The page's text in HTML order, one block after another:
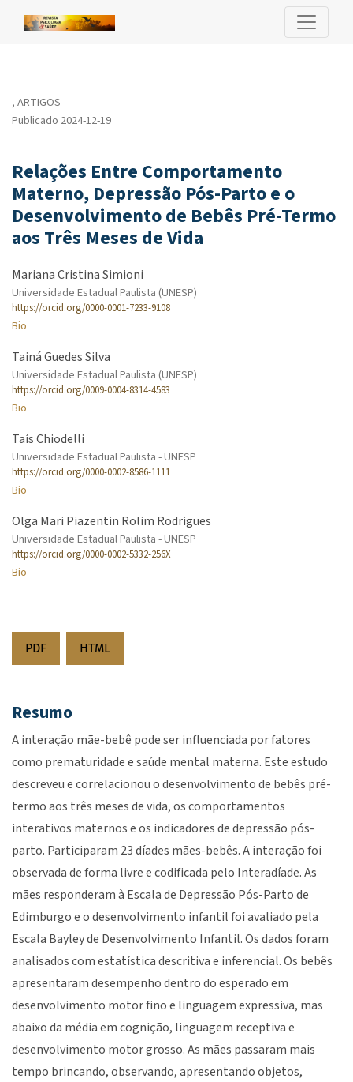
Relações Entre Comportamento Materno, Depressão Pós-
,ARTIGOS
Relações Entre Comportamento
Materno, Depressão Pós-Parto e o
Desenvolvimento de Bebês Pré-Termo
aos Três Meses de Vida
Publicado 2024-12-19
Mariana Cristina Simioni
Universidade Estadual Paulista (UNESP)
https://orcid.org/0000-0001-7233-9108
Bio
Tainá Guedes Silva
Universidade Estadual Paulista (UNESP)
https://orcid.org/0009-0004-8314-4583
Bio
Taís Chiodelli
Universidade Estadual Paulista - UNESP
https://orcid.org/0000-0002-8586-1111
Bio
Olga Mari Piazentin Rolim Rodrigues
Universidade Estadual Paulista - UNESP
https://orcid.org/0000-0002-5332-256X
Bio
PDF HTML
Resumo
A interação mãe-bebê pode ser influenciada por fatores
como prematuridade e saúde mental materna. Este estudo
descreveu e correlacionou o desenvolvimento de bebês pré-
termo aos três meses de vida, os comportamentos
interativos maternos e os indicadores de depressão pós-
parto. Participaram 23 díades mães-bebês. A interação foi
observada de forma livre e codificada pelo Interadíade. As
mães responderam à Escala de Depressão Pós-Parto de
Edimburgo e o desenvolvimento infantil foi avaliado pela
Escala Bayley de Desenvolvimento Infantil. Os dados foram
analisados com estatística descritiva e inferencial. Os bebês
apresentaram desempenho dentro do esperado em
desenvolvimento motor fino e linguagem expressiva, mas
abaixo da média em cognição, linguagem receptiva e
desenvolvimento motor grosso. As mães passaram mais
tempo brincando, observando, apresentando objetos,